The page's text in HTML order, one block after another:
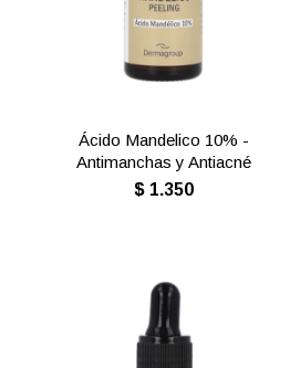
Ácido Mandelico 10% -
Antimanchas y Antiacné
$ 1.350